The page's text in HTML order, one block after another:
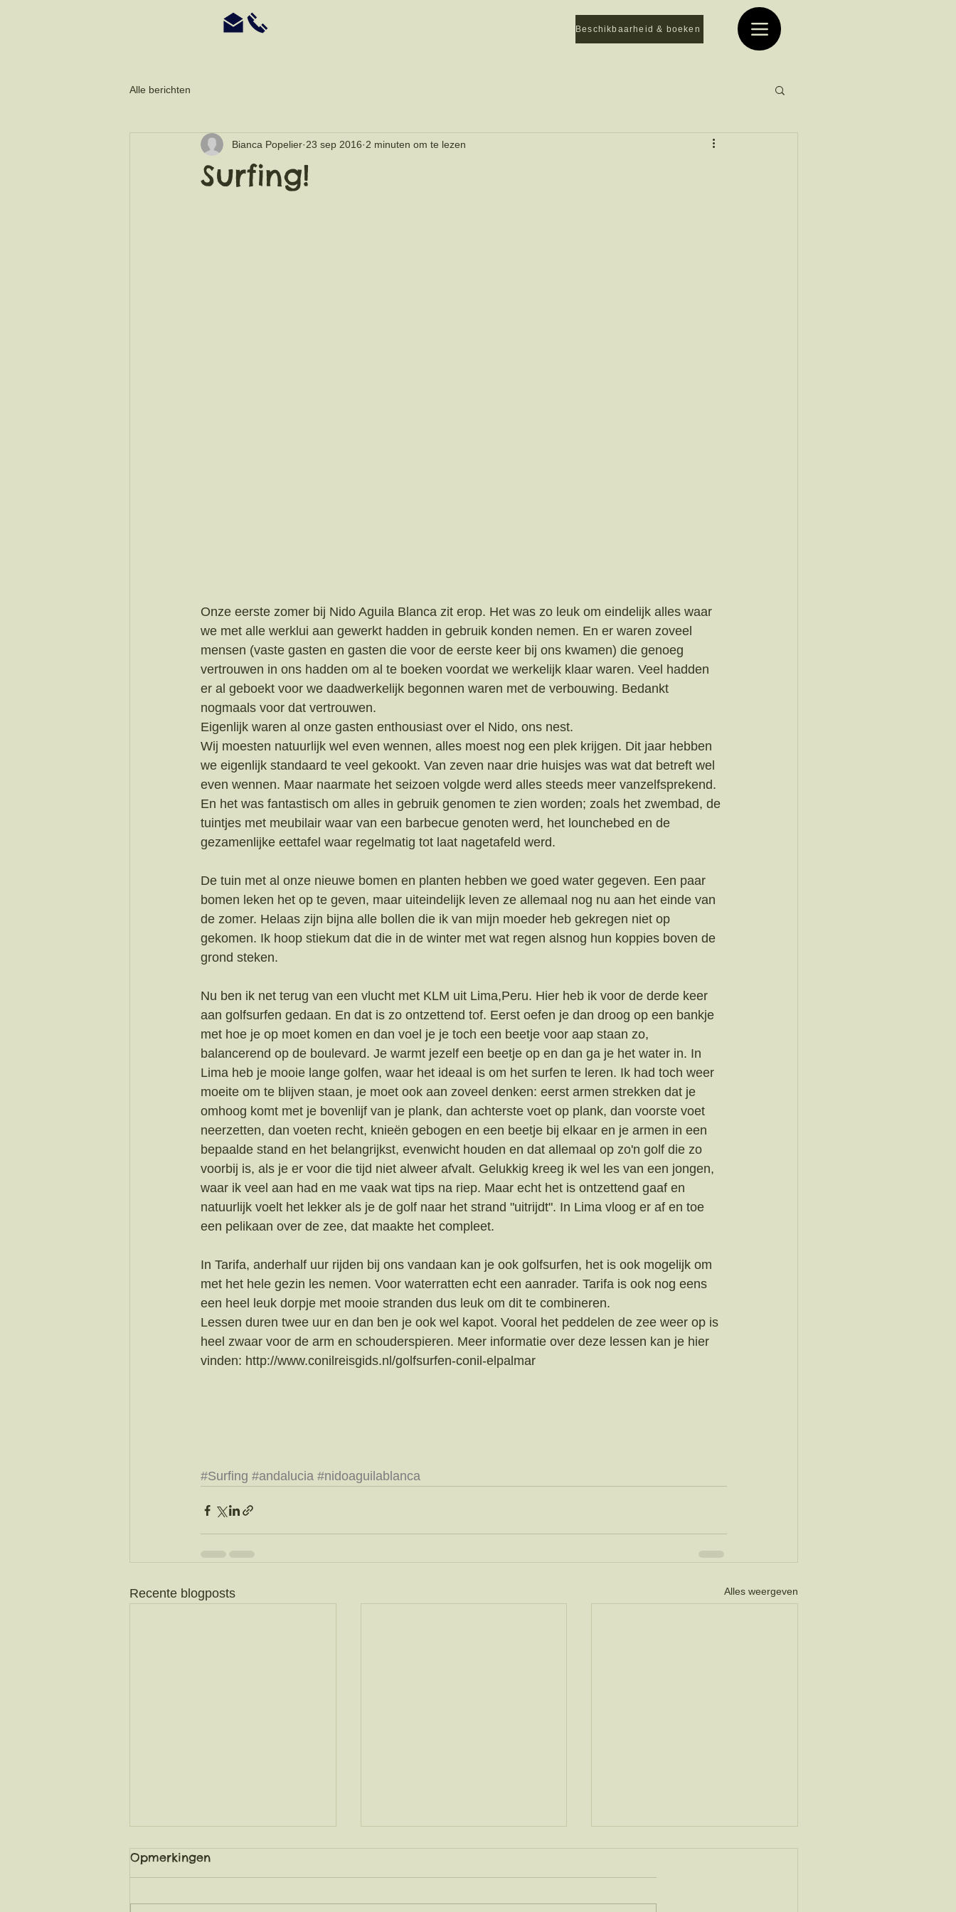
Beschikbaarheid & boeken
Alle berichten
Surfing!
Bianca Popelier 23 sep 2016 2 minuten om te lezen
Onze eerste zomer bij Nido Aguila Blanca zit erop. Het was zo leuk om eindelijk alles waar
we met alle werklui aan gewerkt hadden in gebruik konden nemen. En er waren zoveel
mensen (vaste gasten en gasten die voor de eerste keer bij ons kwamen) die genoeg
vertrouwen in ons hadden om al te boeken voordat we werkelijk klaar waren. Veel hadden
er al geboekt voor we daadwerkelijk begonnen waren met de verbouwing. Bedankt
nogmaals voor dat vertrouwen.
Eigenlijk waren al onze gasten enthousiast over el Nido, ons nest.
Wij moesten natuurlijk wel even wennen, alles moest nog een plek krijgen. Dit jaar hebben
we eigenlijk standaard te veel gekookt. Van zeven naar drie huisjes was wat dat betreft wel
even wennen. Maar naarmate het seizoen volgde werd alles steeds meer vanzelfsprekend.
En het was fantastisch om alles in gebruik genomen te zien worden; zoals het zwembad, de
tuintjes met meubilair waar van een barbecue genoten werd, het lounchebed en de
gezamenlijke eettafel waar regelmatig tot laat nagetafeld werd.
De tuin met al onze nieuwe bomen en planten hebben we goed water gegeven. Een paar
bomen leken het op te geven, maar uiteindelijk leven ze allemaal nog nu aan het einde van
de zomer. Helaas zijn bijna alle bollen die ik van mijn moeder heb gekregen niet op
gekomen. Ik hoop stiekum dat die in de winter met wat regen alsnog hun koppies boven de
grond steken.
Nu ben ik net terug van een vlucht met KLM uit Lima,Peru. Hier heb ik voor de derde keer
aan golfsurfen gedaan. En dat is zo ontzettend tof. Eerst oefen je dan droog op een bankje
met hoe je op moet komen en dan voel je je toch een beetje voor aap staan zo,
balancerend op de boulevard. Je warmt jezelf een beetje op en dan ga je het water in. In
Lima heb je mooie lange golfen, waar het ideaal is om het surfen te leren. Ik had toch weer
moeite om te blijven staan, je moet ook aan zoveel denken: eerst armen strekken dat je
omhoog komt met je bovenlijf van je plank, dan achterste voet op plank, dan voorste voet
neerzetten, dan voeten recht, knieën gebogen en een beetje bij elkaar en je armen in een
bepaalde stand en het belangrijkst, evenwicht houden en dat allemaal op zo'n golf die zo
voorbij is, als je er voor die tijd niet alweer afvalt. Gelukkig kreeg ik wel les van een jongen,
waar ik veel aan had en me vaak wat tips na riep. Maar echt het is ontzettend gaaf en
natuurlijk voelt het lekker als je de golf naar het strand "uitrijdt". In Lima vloog er af en toe
een pelikaan over de zee, dat maakte het compleet.
In Tarifa, anderhalf uur rijden bij ons vandaan kan je ook golfsurfen, het is ook mogelijk om
met het hele gezin les nemen. Voor waterratten echt een aanrader. Tarifa is ook nog eens
een heel leuk dorpje met mooie stranden dus leuk om dit te combineren.
Lessen duren twee uur en dan ben je ook wel kapot. Vooral het peddelen de zee weer op is
heel zwaar voor de arm en schouderspieren. Meer informatie over deze lessen kan je hier
vinden: http://www.conilreisgids.nl/golfsurfen-conil-elpalmar
#Surfing #andalucia #nidoaguilablanca
Recente blogposts Alles weergeven
Opmerkingen